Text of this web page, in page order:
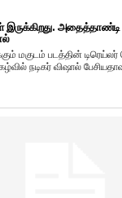
இருக்கிறது.
மகுடம் படத்தின்